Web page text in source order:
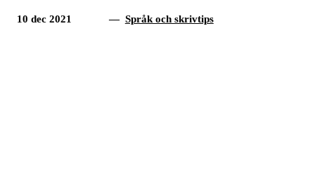
10 dec 2021 — Språk och skrivtips